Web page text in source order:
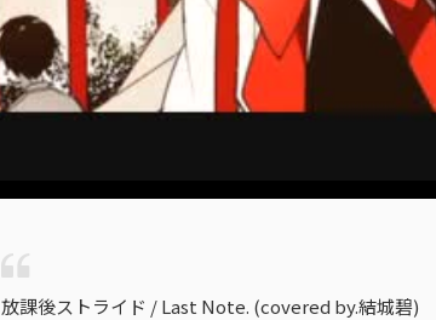
放課後ストライド / Last Note. (covered by.結城碧)